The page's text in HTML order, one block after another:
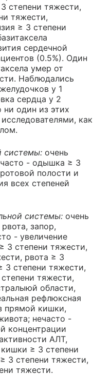
степени тяжести,
тяжести,
≥ 3 степени
сердечной
(0.5%). Один
умер от
Наблюдались
у 1
сердца у 2
ни один из этих
как
системы: очень
- одышка ≥ 3
полости и
всех степеней
системы: очень
запор,
- увеличение
3 степени тяжести,
рвота ≥ 3
3 степени тяжести,
тяжести,
области,
рефлюксная
прямой кишки,
нечасто -
концентрации
АЛТ,
≥ 3 степени
3 степени тяжести,
тяжести.